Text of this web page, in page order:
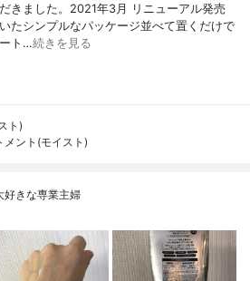
きました。2021年3月 リニューアル発売
たシンプルなパッケージ並べて置くだけで
ト…続きを見る
ト)
メント(モイスト)
好きな専業主婦